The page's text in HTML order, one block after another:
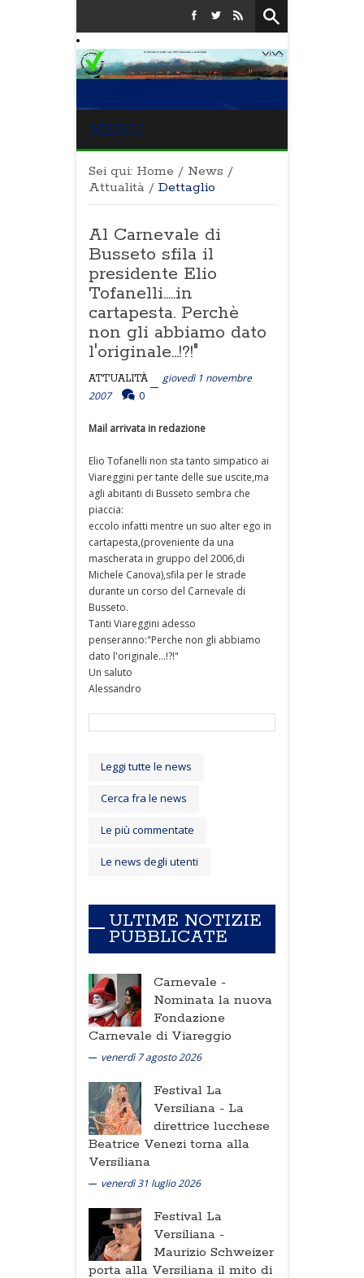
MENU
Sei qui: Home / News /
Attualità / Dettaglio
Al Carnevale di
Busseto sfila il
presidente Elio
Tofanelli.....in
cartapesta. Perchè
non gli abbiamo dato
l'originale...!?!"
ATTUALITÀ
giovedì 1 novembre
2007
0
Mail arrivata in redazione
Elio Tofanelli non sta tanto simpatico ai
Viareggini per tante delle sue uscite,ma
agli abitanti di Busseto sembra che
piaccia:
eccolo infatti mentre un suo alter ego in
cartapesta,(proveniente da una
mascherata in gruppo del 2006,di
Michele Canova),sfila per le strade
durante un corso del Carnevale di
Busseto.
Tanti Viareggini adesso
penseranno:"Perche non gli abbiamo
dato l'originale...!?!"
Un saluto
Alessandro
Leggi tutte le news
Cerca fra le news
Le più commentate
Le news degli utenti
ULTIME NOTIZIE
PUBBLICATE
Carnevale -
Nominata la nuova
Fondazione
Carnevale di Viareggio
venerdì 7 agosto 2026
Festival La
Versiliana - La
direttrice lucchese
Beatrice Venezi torna alla
Versiliana
venerdì 31 luglio 2026
Festival La
Versiliana -
Maurizio Schweizer
porta alla Versiliana il mito di